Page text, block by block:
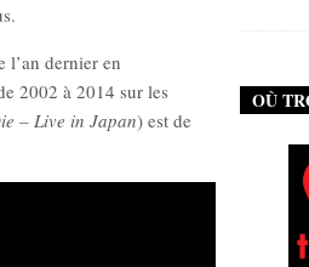
l’an dernier en
2002 à 2014 sur les
– Live in Japan) est de
OÙ